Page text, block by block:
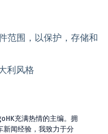
范围，以保护，存储和
利风格
充满热情的主编。拥
新闻经验，我致力于分